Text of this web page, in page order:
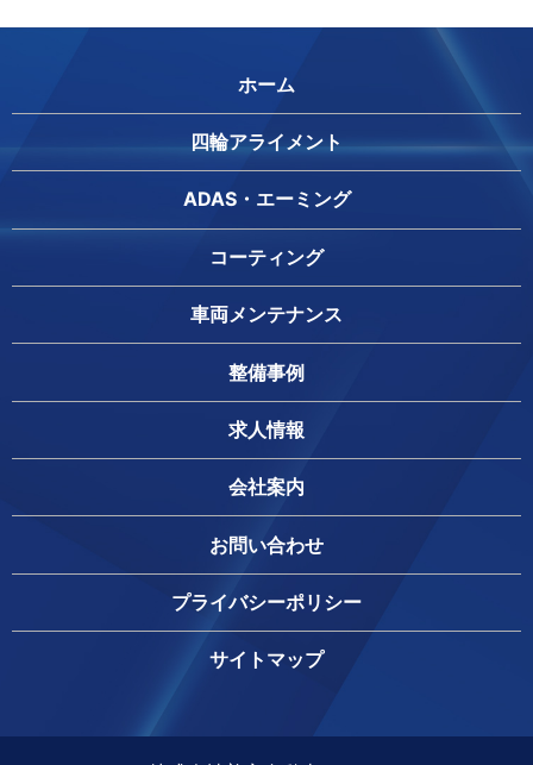
ホーム
四輪アライメント
ADAS・エーミング
コーティング
車両メンテナンス
整備事例
求人情報
会社案内
お問い合わせ
プライバシーポリシー
サイトマップ